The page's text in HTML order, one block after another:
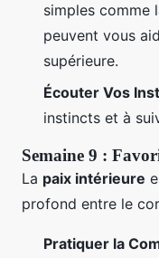
simples comme
peuvent vous
supérieure.
Écouter Vos
instincts et à
Semaine 9 :
La paix intérieure
profond entre le
Pratiquer la